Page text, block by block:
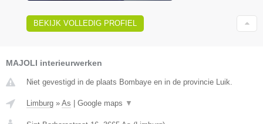
BEKIJK VOLLEDIG PROFIEL
MAJOLI interieurwerken
Niet gevestigd in de plaats Bombaye en in de provincie Luik.
Limburg » As Google maps ▼